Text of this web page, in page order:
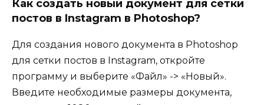
Как создать новый документ для сетки
постов в Instagram в Photoshop?
Для создания нового документа в Photoshop
для сетки постов в Instagram, откройте
программу и выберите «Файл» -> «Новый».
Введите необходимые размеры документа,